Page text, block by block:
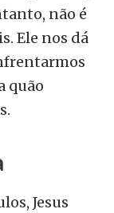
não é
Ele nos dá
quão
Jesus